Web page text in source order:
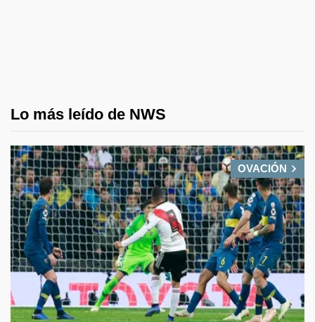
Lo más leído de NWS
OVACIÓN